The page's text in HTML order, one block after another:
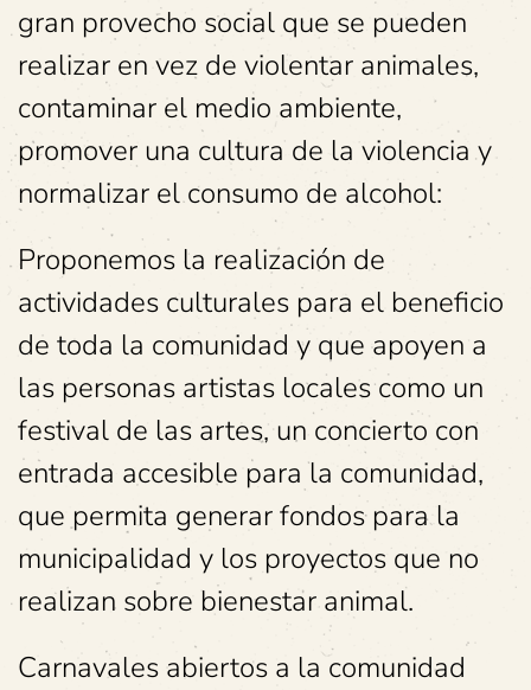
gran provecho social que se pueden
realizar en vez de violentar animales,
contaminar el medio ambiente,
promover una cultura de la violencia y
normalizar el consumo de alcohol:
Proponemos la realización de
actividades culturales para el beneficio
de toda la comunidad y que apoyen a
las personas artistas locales como un
festival de las artes, un concierto con
entrada accesible para la comunidad,
que permita generar fondos para la
municipalidad y los proyectos que no
realizan sobre bienestar animal.
Carnavales abiertos a la comunidad